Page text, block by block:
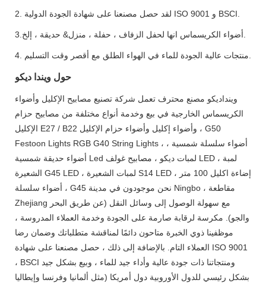
2. لقد حصل مصنعنا على شهادة الجودة الدولية ISO 9001 و BSCI.
حول ويندا ديكو
وينداديكو مصنع محترف تعمل شركة تصنيع مصابيح الإكليل وأضواء
الكريسماس الخارجية في بيع وخدمة أنواع مختلفة من مصابيح حزام
الإكليل E27 / B22 وأضواء إكليل وأضواء حزام الإكليل ، G50
Festoon Lights RGB G40 String Lights ، أضواء سلسلة شمسية ،
أضواء حديقة شمسية Led لمبات ديكو ، مصابيح غولف LED ، لمبة
الشعيرة G45 LED ، لمبات الشعيرة S14 LED ، إضاءة اكليل 100 متر
، أضواء سلسلة G45 نحن موجودون في مدينة Ningbo ، مقاطعة
Zhejiang مع سهولة الوصول إلى وسائل النقل (عن طريق البحر
والجو). مكرسة لرقابة صارمة على الجودة وخدمة العملاء المدروسة ،
موظفينا ذوي الخبرة متاحون دائمًا لمناقشة متطلباتك وضمان رضا
العملاء التام. بالإضافة إلى ذلك ، حصل مصنعنا على شهادة ISO 9001
، BSCI ومنتجاتنا ذات جودة عالية وأداء جيد للماء ، وبيع بشكل جيد
بشكل رئيسي للدول الأوروبية دول أمريكا (مثل ألمانيا وفرنسا وإيطاليا